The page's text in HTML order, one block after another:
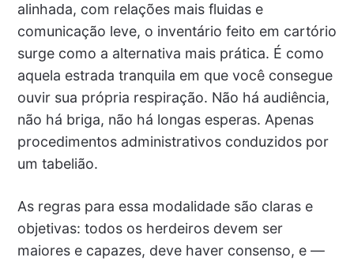
alinhada, com relações mais fluidas e
comunicação leve, o inventário feito em cartório
surge como a alternativa mais prática. É como
aquela estrada tranquila em que você consegue
ouvir sua própria respiração. Não há audiência,
não há briga, não há longas esperas. Apenas
procedimentos administrativos conduzidos por
um tabelião.
As regras para essa modalidade são claras e
objetivas: todos os herdeiros devem ser
maiores e capazes, deve haver consenso, e —